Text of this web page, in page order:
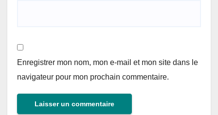
Enregistrer mon nom, mon e-mail et mon site dans le
navigateur pour mon prochain commentaire.